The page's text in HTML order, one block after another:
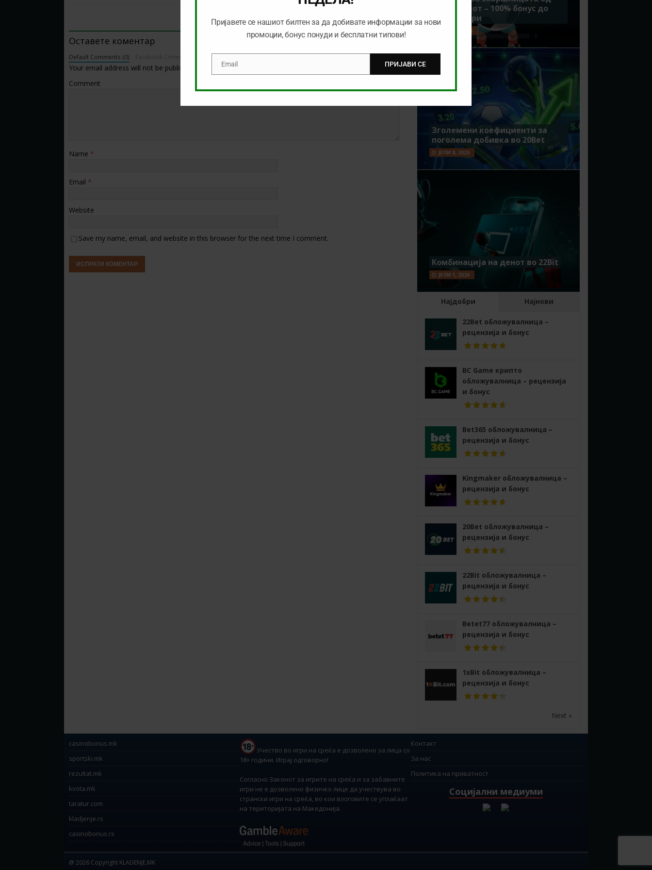
BE THE FIRST TO COMMENT
Оставете коментар
Default Comments (0)
Your email address will not be published.
Comment
Name *
Email *
Website
Save my name, email, and website in this browser for the next time I comment.
Мундијалот – 100% бонус до
7500 денари
ЈУЛИ 15, 2026
Зголемени коефициенти за
поголема добивка во 20Bet
ЈУЛИ 8, 2026
Комбинација на денот во 22Bit
ЈУЛИ 1, 2026
Најдобри Најнови
22Bet обложувалница –
рецензија и бонус
BC Game крипто
обложувалница – рецензија
и бонус
Bet365 обложувалница –
рецензија и бонус
Kingmaker обложувалница –
рецензија и бонус
20Bet обложувалница –
рецензија и бонус
22Bit обложувалница –
рецензија и бонус
Betet77 обложувалница –
рецензија и бонус
1xBit обложувалница –
рецензија и бонус
Next »
casinobonus.mk
sportski.mk
rezultat.mk
kvota.mk
taratur.com
kladjenje.rs
casinobonus.rs
Учество во игри на среќа е дозволено за лица со
18+ години. Играј одговорно!
Согласно Законот за игрите на среќа и за забавните
игри не е дозволено физичко лице да учествува во
странски игри на среќа, во кои влоговите се уплаќаат
на територијата на Македонија.
Контакт
За нас
Политика на приватност
Социјални медиуми
@ 2026 Copyright KLADENJE.MK
Пријавете се нашиот билтен за да добивате информации за нови
промоции, бонус понуди и бесплатни типови!
EmailEmail ПРИЈАВИ СЕ